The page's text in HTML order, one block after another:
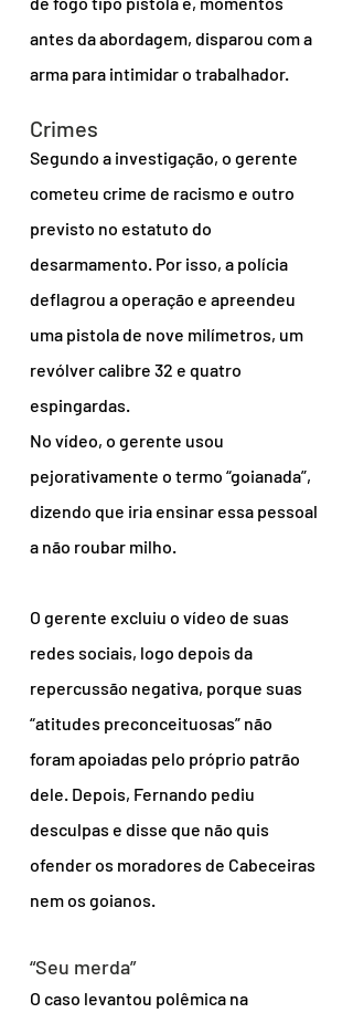
antes da abordagem, disparou com a
arma para intimidar o trabalhador.
Crimes
Segundo a investigação, o gerente
cometeu crime de racismo e outro
previsto no estatuto do
desarmamento. Por isso, a polícia
deflagrou a operação e apreendeu
uma pistola de nove milímetros, um
revólver calibre 32 e quatro
espingardas.
No vídeo, o gerente usou
pejorativamente o termo “goianada”,
dizendo que iria ensinar essa pessoal
a não roubar milho.
O gerente excluiu o vídeo de suas
redes sociais, logo depois da
repercussão negativa, porque suas
“atitudes preconceituosas” não
foram apoiadas pelo próprio patrão
dele. Depois, Fernando pediu
desculpas e disse que não quis
ofender os moradores de Cabeceiras
nem os goianos.
“Seu merda”
O caso levantou polêmica na